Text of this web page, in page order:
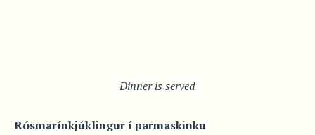
Dinner is served
Rósmarínkjúklingur í parmaskinku